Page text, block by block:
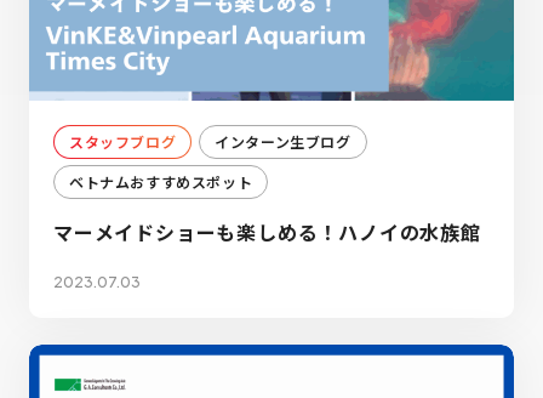
スタッフブログ
インターン生ブログ
ベトナムおすすめスポット
マーメイドショーも楽しめる！ハノイの水族館
2023.07.03